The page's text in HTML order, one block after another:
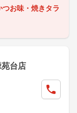
お味・焼きタラ
台店